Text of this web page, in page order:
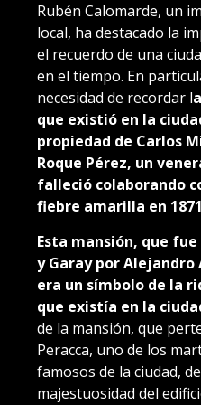
Rubén Calomarde, un
local, ha destacado la
el recuerdo de una
en el tiempo. En
necesidad de recordar l
que existió en la
propiedad de Carlos
Roque Pérez, un
falleció colaborando
fiebre amarilla en 1871
Esta mansión, que
y Garay por
era un símbolo de la
que existía en la
de la mansión, que
Peracca, uno de los
famosos de la ciudad,
majestuosidad del